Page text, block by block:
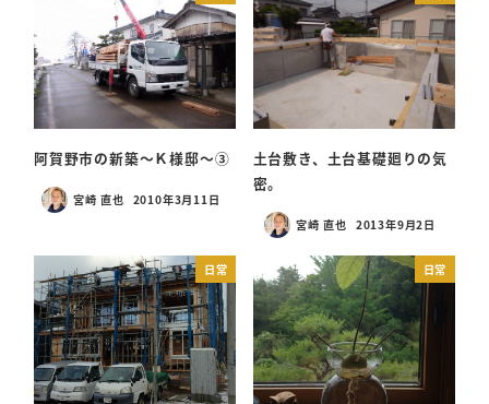
阿賀野市の新築～Ｋ様邸～③
宮崎 直也 投稿日
2010年3月11日
土台敷き、土台基礎廻りの気
密。
宮崎 直也 投稿日
2013年9月2日
日常 日常